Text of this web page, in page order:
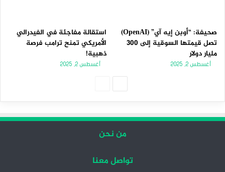
صحيفة: “أوبن إيه آي” (OpenAI)
تصل قيمتها السوقية إلى 300
مليار دولار
أغسطس 2, 2025
استقالة مفاجئة في الفيدرالي
الأمريكي تمنح ترامب فرصة
ذهبية!
أغسطس 2, 2025
من نحن
تواصل معنا